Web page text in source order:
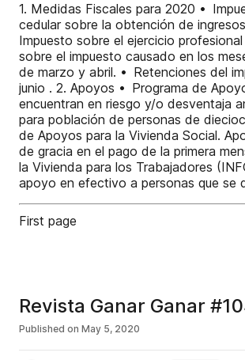
1. Medidas Fiscales para 2020 •
cedular sobre la obtención de
Impuesto sobre el ejercicio
sobre el impuesto causado en los
de marzo y abril. • Retenciones del
junio . 2. Apoyos • Programa de
encuentran en riesgo y/o desventaja
para población de personas de
de Apoyos para la Vivienda Social.
de gracia en el pago de la primera
la Vivienda para los Trabajadores
apoyo en efectivo a personas que se
First page
Revista Ganar Ganar
Published on May 5, 2020